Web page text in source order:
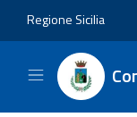
Regione Sicilia